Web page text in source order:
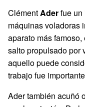
ClémentAderfue un
máquinas voladoras
aparato más
salto propulsado por
aquello puede
trabajo fue
Ader también acuñó